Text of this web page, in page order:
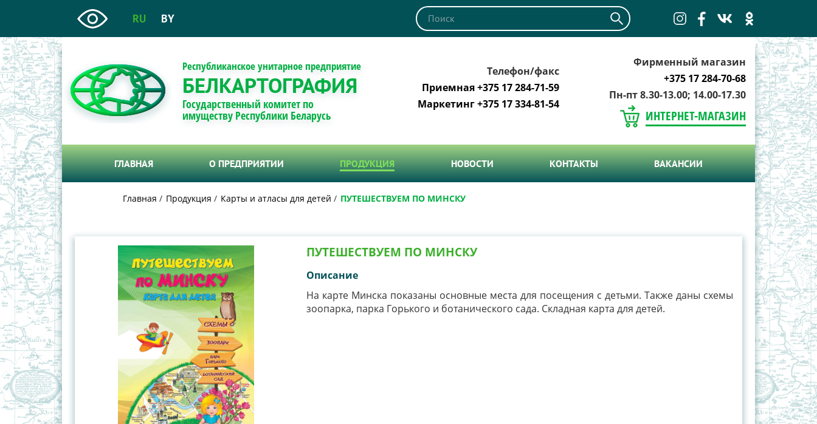
RU BY
Республиканское унитарное предприятие
БЕЛКАРТОГРАФИЯ
Государственный комитет по
имуществу Республики Беларусь
Телефон/факс
Приемная +375 17 284-71-59
Маркетинг +375 17 334-81-54
Фирменный магазин
+375 17 284-70-68
Пн-пт 8.30-13.00; 14.00-17.30
ИНТЕРНЕТ-МАГАЗИН
ГЛАВНАЯ О ПРЕДПРИЯТИИ ПРОДУКЦИЯ НОВОСТИ КОНТАКТЫ ВАКАНСИИ
Главная Продукция Карты и атласы для детей ПУТЕШЕСТВУЕМ ПО МИНСКУ
ПУТЕШЕСТВУЕМ ПО МИНСКУ
Описание
На карте Минска показаны основные места для посещения с детьми. Также даны схемы
зоопарка, парка Горького и ботанического сада. Складная карта для детей.